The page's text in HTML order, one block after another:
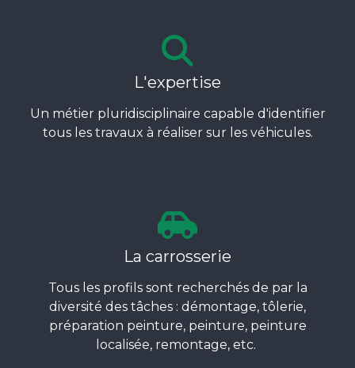
L'expertise
Un métier pluridisciplinaire capable d'identifier
tous les travaux à réaliser sur les véhicules.
La carrosserie
Tous les profils sont recherchés de par la
diversité des tâches : démontage, tôlerie,
préparation peinture, peinture, peinture
localisée, remontage, etc.